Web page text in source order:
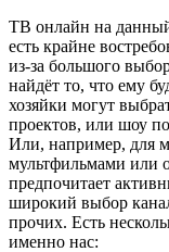
ТВ онлайн на
есть крайне
из-за большого
найдёт то, что ему
хозяйки могут
проектов, или шоу
Или, например, для
мультфильмами или
предпочитает
широкий выбор
прочих. Есть
именно нас: